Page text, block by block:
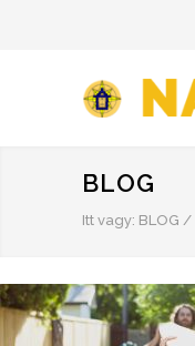
BLOG
Itt vagy: BLOG /